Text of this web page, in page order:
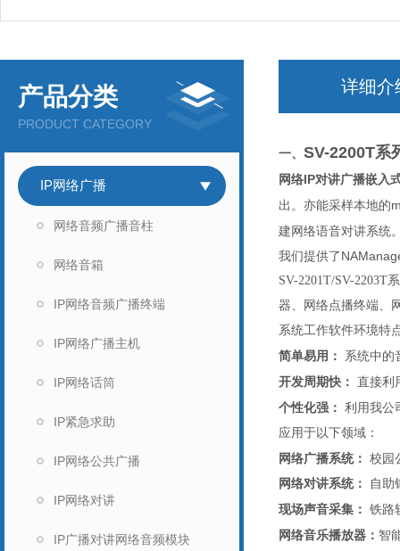
产品分类
PRODUCT CATEGORY
IP网络广播
网络音频广播音柱
网络音箱
IP网络音频广播终端
IP网络广播主机
IP网络话筒
IP紧急求助
IP网络公共广播
IP网络对讲
IP广播对讲网络音频模块
详细介
一、 SV-2200T系
网络IP对讲广播嵌入
出。亦能采样本地的
建网络语音对讲系统
我们提供了
SV-2201T/SV-2203T
器、网络点播终端、
系统工作软件环境特
简单易用：
系统中的
开发周期快： 直接利
个性化强： 利用我公
应用于以下领域：
网络广播系统： 校园
网络对讲系统：
自助
现场声音采集： 铁路
网络音乐播放器： 智